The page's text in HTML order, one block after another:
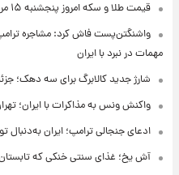
قیمت طلا و سکه امروز پنجشنبه ۱۵ مرداد ۱۴۰۵
واشنگتن‌پست فاش کرد: مشاجره
مهمات در نبرد با ایران
شارژ جدید کالابرگ برای سه دهک؛
واکنش ونس به مذاکرات با ایران؛
ادعای جنجالی ترامپ؛ ایران
آش یخ؛ غذای سنتی خنکی که تابستان